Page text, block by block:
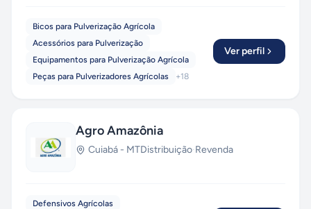
Bicos para Pulverização Agrícola
Acessórios para Pulverização
Equipamentos para Pulverização Agrícola
Peças para Pulverizadores Agrícolas
+18
Ver perfil
Agro Amazônia
Cuiabá - MTDistribuição·Revenda
Defensivos Agrícolas